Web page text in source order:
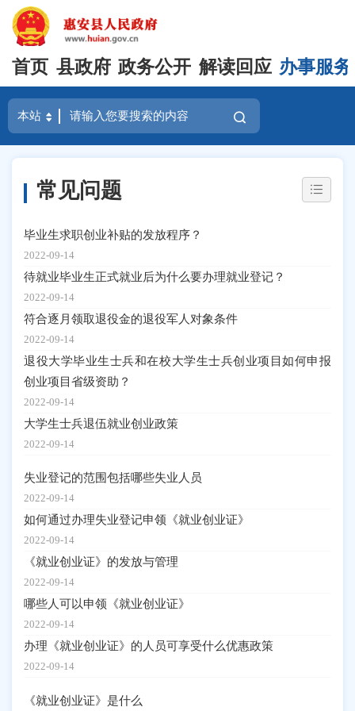
首页 县政府 政务公开 解读回应 办事服务
常见问题
毕业生求职创业补贴的发放程序？
2022-09-14
待就业毕业生正式就业后为什么要办理就业登记？
2022-09-14
符合逐月领取退役金的退役军人对象条件
2022-09-14
退役大学毕业生士兵和在校大学生士兵创业项目如何申报
创业项目省级资助？
2022-09-14
大学生士兵退伍就业创业政策
2022-09-14
失业登记的范围包括哪些失业人员
2022-09-14
如何通过办理失业登记申领《就业创业证》
2022-09-14
《就业创业证》的发放与管理
2022-09-14
哪些人可以申领《就业创业证》
2022-09-14
办理《就业创业证》的人员可享受什么优惠政策
2022-09-14
《就业创业证》是什么